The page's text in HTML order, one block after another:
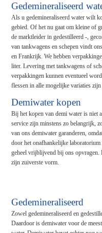
Gedemineraliseerd
Als u gedemineraliseerd water wilt
gebied. Of het nu gaat om kleine of
de marktleider in gedestilleerd -,
van tankwagens en schepen vindt
en Frankrijk. We hebben
liter. Levering met tankwagens of
verpakkingen kunnen eventueel
flessen in alle mogelijke variaties zijn
Demiwater kopen
Bij het kopen van demi water is niet
service zijn minstens zo belangrijk,
van ons demiwater garanderen,
door het onafhankelijke
geheel vrijblijvend bij ons opvragen.
zijn zuiverste vorm.
Gedemineraliseerd
Zowel gedemineraliseerd en
Daardoor is demiwater voor de